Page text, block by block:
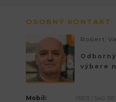
OSOBNÝ KONTAKT
Robert
výbere
Mobil:
0903 / 540 315